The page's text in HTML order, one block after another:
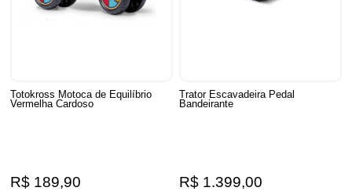
Totokross Motoca de Equilíbrio
Vermelha Cardoso
R$ 189,90
Trator Escavadeira Pedal
Bandeirante
R$ 1.399,00